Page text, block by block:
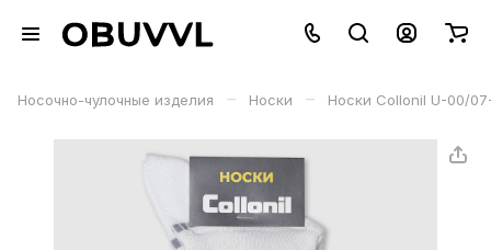
Носочно-чулочные изделия – Носки – Носки Collonil U-00/